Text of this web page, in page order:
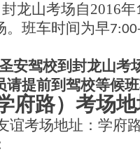
封龙山考场自2016年
。班车时间为早
安驾校到封龙山考
请提前到驾校等候
府路）考场
考场地址：学府